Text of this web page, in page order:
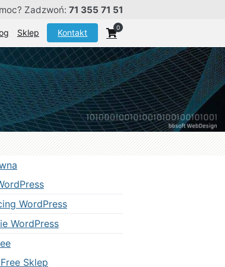
Zadzwoń: 71 355 71 51
Sklep Kontakt 0
WordPress
WordPress
Sklep